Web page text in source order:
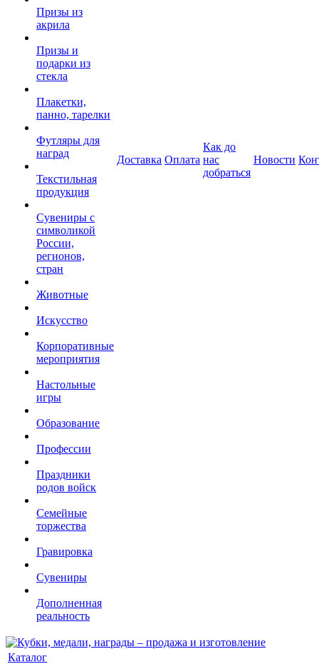
Призы из
акрила
Призы и
подарки из
стекла
Плакетки,
панно, тарелки
Футляры для
наград
Текстильная
продукция
Сувениры с
символикой
России,
регионов,
стран
Животные
Искусство
Корпоративные
мероприятия
Настольные
игры
Образование
Профессии
Праздники
родов войск
Семейные
торжества
Гравировка
Сувениры
Дополненная
реальность
Доставка Оплата
Как до
нас
добраться
Новости
Каталог